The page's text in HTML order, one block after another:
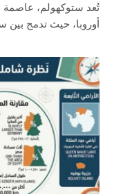
تُعد ستوكهولم،
أوروبا، حيث تدمج